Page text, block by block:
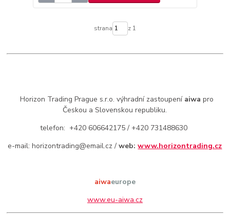
strana z 1
Horizon Trading Prague s.r.o. výhradní zastoupení aiwa pro
Českou a Slovenskou republiku.
telefon: +420 606642175 / +420 731488630
e-mail: horizontrading@email.cz /web:www.horizontrading.cz
aiwaeurope
www.eu-aiwa.cz